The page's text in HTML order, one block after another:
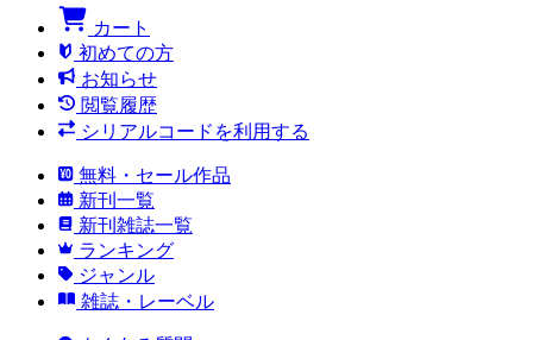
カート
初めての方
お知らせ
閲覧履歴
シリアルコードを利用する
無料・セール作品
新刊一覧
新刊雑誌一覧
ランキング
ジャンル
雑誌・レーベル